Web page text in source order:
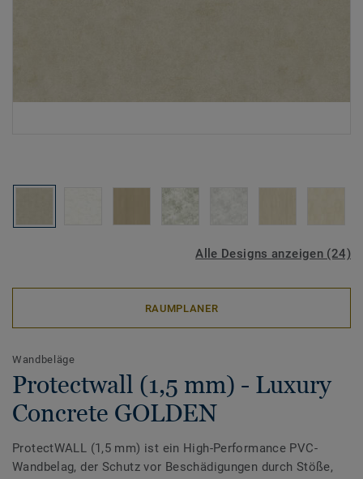
Alle Designs anzeigen (24)
RAUMPLANER
Wandbeläge
Protectwall (1,5 mm) - Luxury
Concrete GOLDEN
ProtectWALL (1,5 mm) ist ein High-Performance PVC-
Wandbelag, der Schutz vor Beschädigungen durch Stöße,